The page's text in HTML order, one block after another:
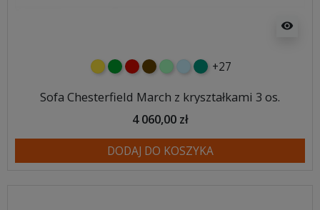
visibility
żółtyzielonyczerwony
czekoladowy
miętowybłękitny
turkusowy
+27
Sofa Chesterfield March z kryształkami 3 os.
4 060,00 zł
DODAJ DO KOSZYKA